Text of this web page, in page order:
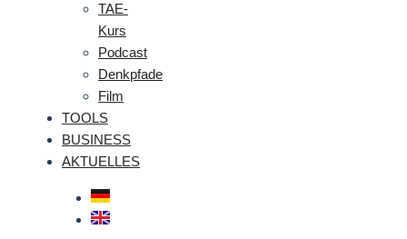
TAE-
Kurs
Podcast
Denkpfade
Film
TOOLS
BUSINESS
AKTUELLES